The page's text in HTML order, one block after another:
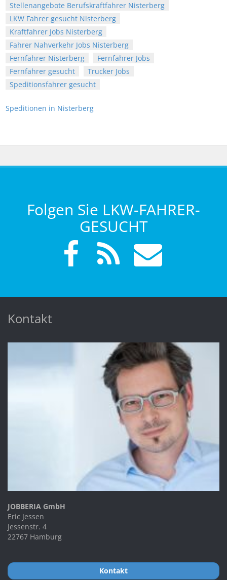
Stellenangebote Berufskraftfahrer Nisterberg
LKW Fahrer gesucht Nisterberg
Kraftfahrer Jobs Nisterberg
Fahrer Nahverkehr Jobs Nisterberg
Fernfahrer Nisterberg
Fernfahrer Jobs
Fernfahrer gesucht
Trucker Jobs
Speditionsfahrer gesucht
Speditionen in Nisterberg
Folgen Sie LKW-FAHRER-
GESUCHT
Kontakt
JOBBERIA GmbH
Eric Jessen
Jessenstr. 4
22767 Hamburg
Kontakt